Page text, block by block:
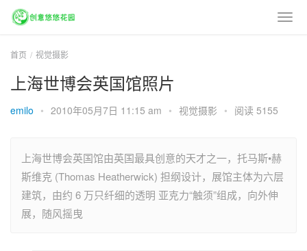
首页 视觉摄影
上海世博会英国馆照片
emilo • 2010年05月7日 11:15 am • 视觉摄影 • 阅读 5155
上海世博会英国馆由英国最具创意的天才之一，托马斯•赫
斯维克 (Thomas Heatherwick) 担纲设计，展馆主体为六层
建筑，由约 6 万只纤细的透明 亚克力“触须”组成，向外伸
展，随风摇曳